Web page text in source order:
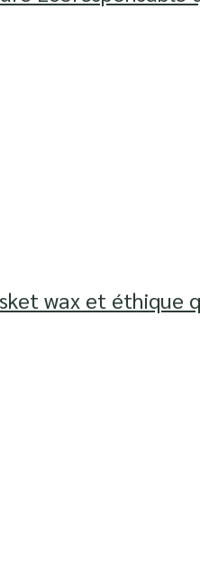
wax et éthique